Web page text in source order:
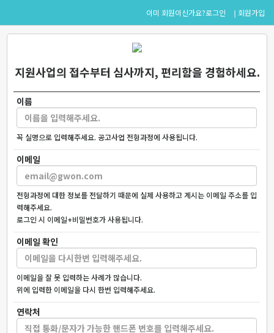
이미 회원이신가요?로그인 회원가입
지원사업의 접수부터 심사까지, 편리함을 경험하세요.
이름
꼭 실명으로 입력해주세요. 공고사업 전형과정에 사용됩니다.
이메일
전형과정에 대한 정보를 전달하기 때문에 실제 사용하고 계시는 이메일 주소를 입
력해주세요.
로그인 시 이메일+비밀번호가 사용됩니다.
이메일 확인
이메일을 잘 못 입력하는 사례가 많습니다.
위에 입력한 이메일을 다시 한번 입력해주세요.
연락처